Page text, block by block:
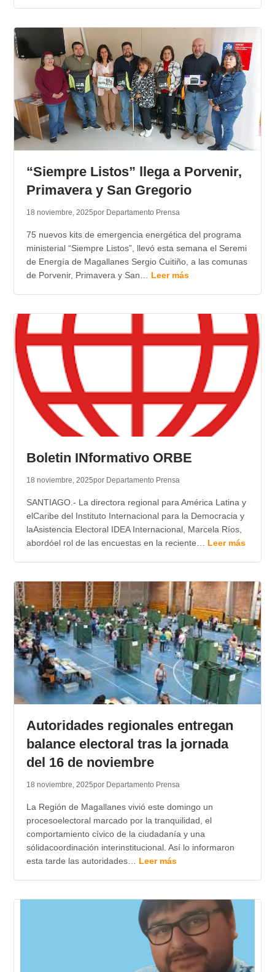
“Siempre Listos” llega a Porvenir,
Primavera y San Gregorio
18 noviembre, 2025por Departamento Prensa
75 nuevos kits de emergencia energética del programa
ministerial “Siempre Listos”, llevó esta semana el Seremi
de Energía de Magallanes Sergio Cuitiño, a las comunas
de Porvenir, Primavera y San… Leer más
Boletin INformativo ORBE
18 noviembre, 2025por Departamento Prensa
SANTIAGO.- La directora regional para América Latina y
elCaribe del Instituto Internacional para la Democracia y
laAsistencia Electoral IDEA Internacional, Marcela Ríos,
abordóel rol de las encuestas en la reciente… Leer más
Autoridades regionales entregan
balance electoral tras la jornada
del 16 de noviembre
18 noviembre, 2025por Departamento Prensa
La Región de Magallanes vivió este domingo un
procesoelectoral marcado por la tranquilidad, el
comportamiento cívico de la ciudadanía y una
sólidacoordinación interinstitucional. Así lo informaron
esta tarde las autoridades… Leer más